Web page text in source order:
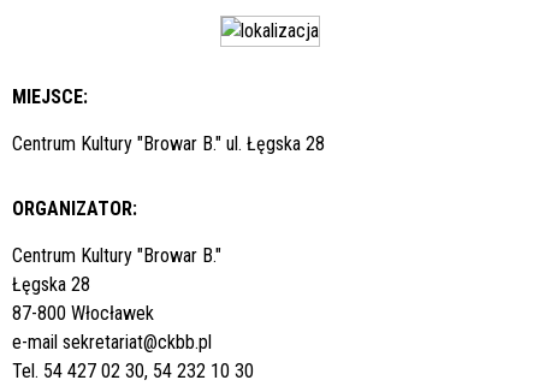
MIEJSCE:
Centrum Kultury "Browar B." ul. Łęgska 28
ORGANIZATOR:
Centrum Kultury "Browar B."
Łęgska 28
87-800 Włocławek
e-mail sekretariat@ckbb.pl
Tel. 54 427 02 30, 54 232 10 30